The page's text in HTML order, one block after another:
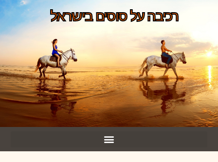
רכיבה על סוסים בישראל